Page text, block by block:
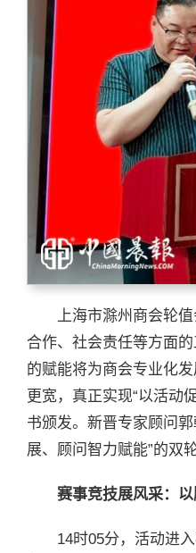
上海市滁州商会轮
合作、社会责任等方面
的赋能将为商会专业化
更宽，真正实现“以活动
书颁发。新晋专家顾问
展、顾问智力赋能”的双
赛事竞技展风采：
14时05分，活动进